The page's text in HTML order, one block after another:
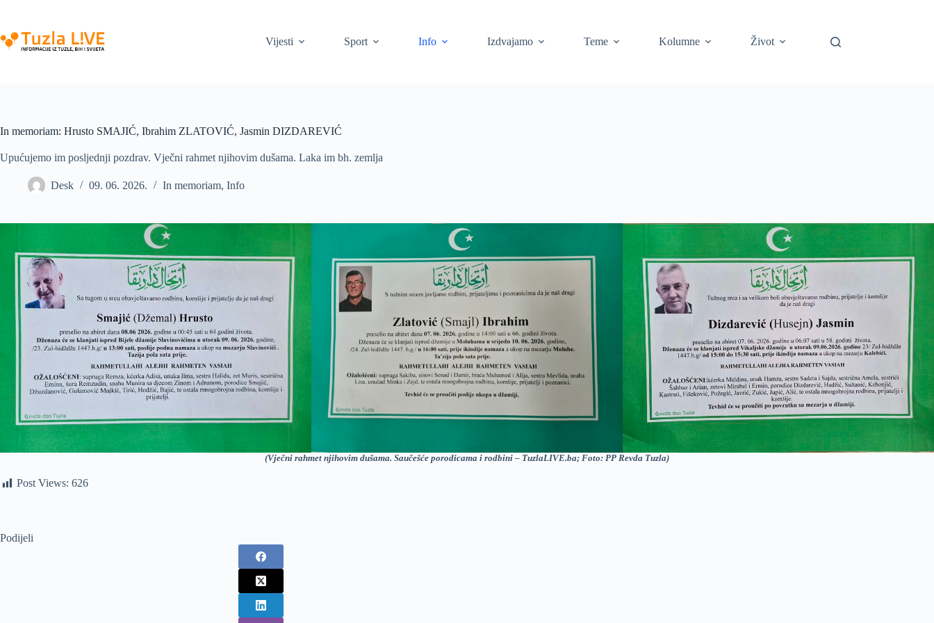
content
Vijesti
Sport Info Izdvajamo Teme Kolumne Život
In memoriam: Hrusto SMAJIĆ, Ibrahim ZLATOVIĆ, Jasmin DIZDAREVIĆ
Upućujemo im posljednji pozdrav. Vječni rahmet njihovim dušama. Laka im bh. zemlja
Desk 09. 06. 2026. In memoriam, Info
(Vječni rahmet njihovim dušama. Saučešće porodicama i rodbini – TuzlaLIVE.ba; Foto: PP Revda Tuzla)
Post Views: 626
Podijeli